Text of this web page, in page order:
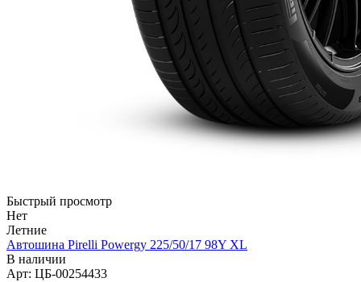
Быстрый просмотр
Нет
Летние
Автошина Pirelli Powergy 225/50/17 98Y XL
В наличии
Арт: ЦБ-00254433